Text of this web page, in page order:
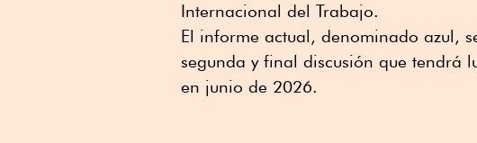
Internacional del Trabajo.
El informe actual, denominado azul,
segunda y final discusión que tendrá
en junio de 2026.